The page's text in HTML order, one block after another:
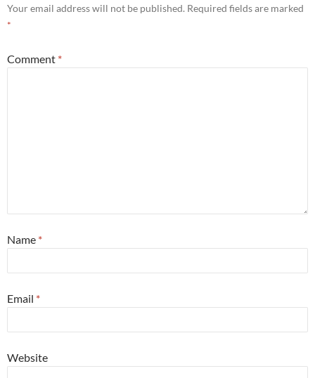
Your email address will not be published. Required fields are marked
*
Comment *
Name *
Email *
Website